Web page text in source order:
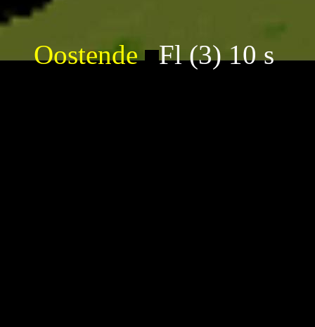
Oostende Fl (3) 10 s